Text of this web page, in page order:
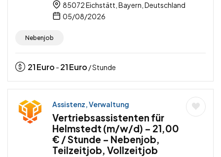
85072 Eichstätt, Bayern, Deutschland
05/08/2026
Nebenjob
21Euro - 21Euro / Stunde
Assistenz, Verwaltung
Vertriebsassistenten für
Helmstedt (m/w/d) – 21,00
€ / Stunde – Nebenjob,
Teilzeitjob, Vollzeitjob